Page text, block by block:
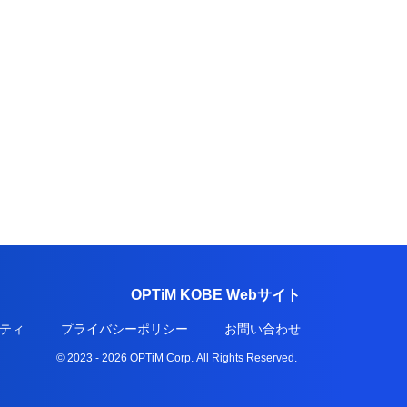
OPTiM KOBE Webサイト
ィ プライバシーポリシー お問い合わせ
© 2023 - 2026 OPTiM Corp.All Rights Reserved.